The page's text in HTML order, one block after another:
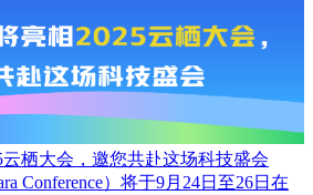
栖大会，邀您共赴这场科技盛会
Conference）将于9月24日至26日在